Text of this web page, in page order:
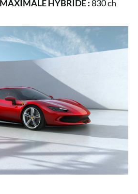
HYBRIDE :830 ch